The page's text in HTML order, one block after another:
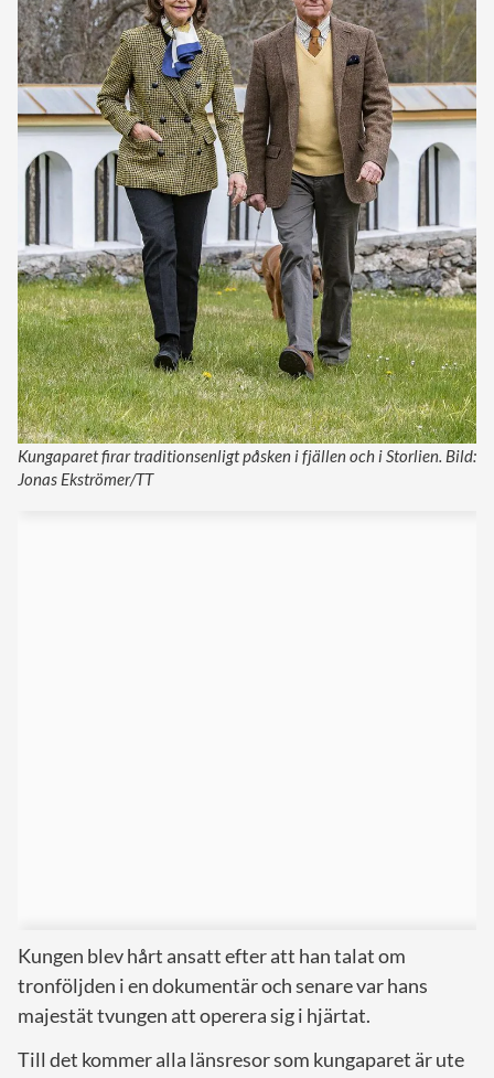
Kungaparet firar traditionsenligt påsken i fjällen och i Storlien. Bild:
Jonas Ekströmer/TT
Kungen blev hårt ansatt efter att han talat om
tronföljden i en dokumentär och senare var hans
majestät tvungen att operera sig i hjärtat.
Till det kommer alla länsresor som kungaparet är ute